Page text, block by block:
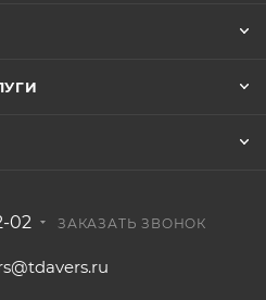
02 ЗАКАЗАТЬ ЗВОНОК